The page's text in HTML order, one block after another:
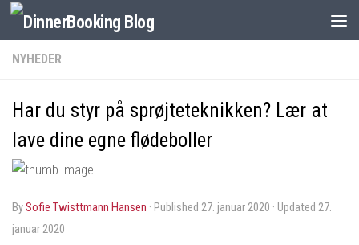
NYHEDER
Har du styr på sprøjteteknikken? Lær at
lave dine egne flødeboller
bySofie Twisttmann Hansen · Published 27. januar 2020 · Updated 27.
januar 2020